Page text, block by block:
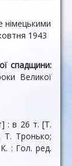
німецькими
1943
спадщини:
Великої
: в 26 т. [Т.
Т. Тронько;
: Гол. ред.